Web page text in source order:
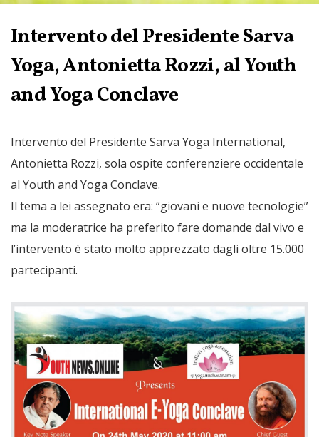
Intervento del Presidente Sarva
Yoga, Antonietta Rozzi, al Youth
and Yoga Conclave
Intervento del Presidente Sarva Yoga International,
Antonietta Rozzi, sola ospite conferenziere occidentale
al Youth and Yoga Conclave.
Il tema a lei assegnato era: “giovani e nuove tecnologie”
ma la moderatrice ha preferito fare domande dal vivo e
l’intervento è stato molto apprezzato dagli oltre 15.000
partecipanti.